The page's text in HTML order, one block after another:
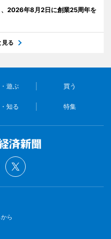
2026年8月2日に創業25周年を
見る
遊ぶ 買う
知る 特集
ら